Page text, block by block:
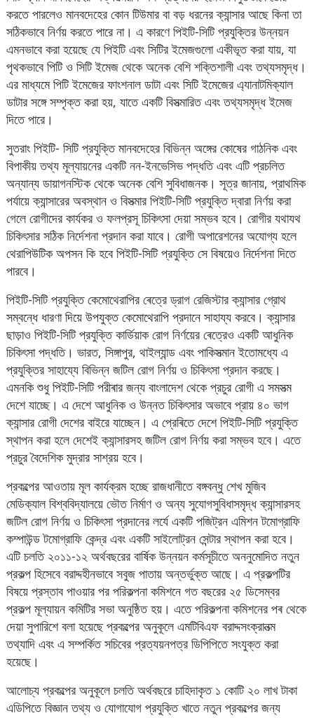
করতে পারলেও মানবদেহের কোন টিউমার বা বড় ধরনের ক্যান্সার আছে কিনা তা
সঠিকভাবে নির্ণয় করতে পারে না। এ কারণে পিইটি-সিটি প্রযুক্তির উন্নয়ন
এমনভাবে করা হয়েছে যে পিইটি এবং সিটির ইমেজগুলো একীভূত করা যায়, যা
পৃথকভাবে পিটি ও সিটি ইমেজ থেকে অনেক বেশি শক্তিশালী এবং তথ্যসমৃদ্ধ।
এর মাধ্যমে পিটি ইমেজের ফাংশনাল ডাটা এবং সিটি ইমেজের এ্যানাটমিক্যাল
ডাটার সঙ্গে সম্পৃক্ত করা হয়, যাতে একটি বিসত্মারিত এবং তথ্যসমৃদ্ধ ইমেজ
দিতে পারে।
সুতরাং পিইটি- সিটি প্রযুক্তি মানবদেহের বিভিন্ন অঙ্গের কোষের গাঠনিক এবং
বিপাকীয় তথ্য মূল্যায়নের একটি নন-ইনভেসিভ পদ্ধতি এবং এটি প্রচলিত
অন্যান্য ডায়াগনস্টিক থেকে অনেক বেশি সুবিধাজনক। সূত্র জানায়, প্রাথমিক
পর্যায়ে ক্যান্সারের অবস্থান ও বিসত্মার পিইটি-সিটি প্রযুক্তি দ্বারা নির্ণয় করা
গেলে রোগীদের কার্যকর ও ফলপ্রসূ চিকিৎসা দেয়া সম্ভব হবে। রোগীর যথাযথ
চিকিৎসার সঠিক নির্দেশনা প্রদান করা যাবে। রোগী অপারেশনের অযোগ্য হলে
থেরাপিউটিক অপসন কি হবে পিইটি-সিটি প্রযুক্তি সে বিষয়েও নির্দেশনা দিতে
পারবে।
পিইটি-সিটি প্রযুক্তি কেমোথেরাপির ৰেত্রে ড্রাগ রেজিস্টার ক্যান্সার গ্রোথ
সম্বন্ধে ধারণা দিয়ে উপযুক্ত কেমোথেরাপি প্রদানে সাহায্য করবে। ক্যান্সার
ছাড়াও পিইটি-সিটি প্রযুক্তি কার্ডিয়াক রোগ নির্ণয়ের ৰেত্রেও একটি আধুনিক
চিকিৎসা পদ্ধতি। ভারত, সিঙ্গাপুর, থাইল্যান্ড এবং পাকিসত্মান ইতোমধ্যে এ
প্রযুক্তির সাহায্যে বিভিন্ন জটিল রোগ নির্ণয় ও চিকিৎসা প্রদান করছে।
এমনকি শুধু পিইটি-সিটি পরীৰার জন্য বাংলাদেশ থেকে প্রচুর রোগী এ সমসত্ম
দেশে যাচ্ছে। এ দেশে আধুনিক ও উন্নত চিকিৎসার অভাবে প্রায় ৪০ ভাগ
ক্যান্সার রোগী দেশের বাইরে যাচ্ছেন। এ প্রেৰিতে দেশে পিইটি-সিটি প্রযুক্তি
স্থাপন করা হলে দেশেই ক্যান্সারসহ জটিল রোগ নির্ণয় করা সম্ভব হবে। এতে
প্রচুর বৈদেশিক মুদ্রার সাশ্রয় হবে।
প্রকল্পের আওতায় মূল কার্যক্রম হচ্ছে রাজধানীতে বঙ্গবন্ধু শেখ মুজিব
মেডিক্যাল বিশ্ববিদ্যালয়ে ভৌত নির্মাণ ও অন্য সুযোগসুবিধাসমৃদ্ধ ক্যান্সারসহ
জটিল রোগ নির্ণয় ও চিকিৎসা প্রদানের লৰ্যে একটি পজিট্রন এমিশন টমোগ্রাফি
কম্পাউন্ড টমোগ্রাফি কেন্দ্র এবং একটি সাইলোট্রন সেন্টার স্থাপন করা হবে।
এটি চলতি ২০১১-১২ অর্থবছরের বার্ষিক উন্নয়ন কর্মসূচীতে অননুমোদিত নতুন
প্রকল্প হিসেবে বরাদ্দহীনভাবে সবুজ পাতায় অন্তর্ভুক্ত আছে। এ প্রকল্পটির
বিষয়ে প্রস্তাব পাওয়ার পর পরিকল্পনা কমিশনে গত বছরের ২৫ ডিসেম্বর
প্রকল্প মূল্যায়ন কমিটির সভা অনুষ্ঠিত হয়। এতে পরিকল্পনা কমিশনের পৰ থেকে
দেয়া সুপারিশে বলা হয়েছে প্রকল্পের অনুকূলে এমটিবিএফ বরাদ্দসংক্রানত্ম
তথ্যাদি এবং এ সম্পর্কিত সচিবের প্রত্যয়নপত্র ডিপিপিতে সংযুক্ত করা
হয়েছে।
আলোচ্য প্রকল্পের অনুকূলে চলতি অর্থবছরে চাহিদাকৃত ১ কোটি ২০ লাখ টাকা
এডিপিতে বিজ্ঞান তথ্য ও যোগাযোগ প্রযুক্তি খাতে নতুন প্রকল্পের জন্য